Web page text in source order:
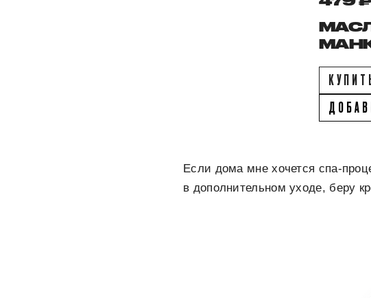
Если дома мне хочется спа-
в дополнительном уходе, беру